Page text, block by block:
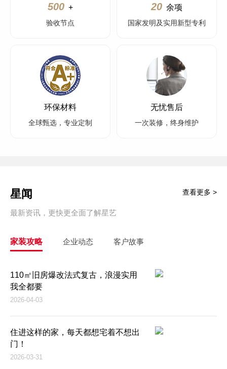
500 +
验收节点
20 余项
国家发明及实用新型专利
环保材料
全球甄选，专业定制
无忧售后
一次装修，终身维护
星闻
最新资讯，更快更全面了解星艺
查看更多 >
家装攻略 企业动态 客户故事
110㎡旧房爆改法式复古，浪漫实用
我全都要
2026-04-03
住进这样的家，每天都想宅着不想出
门！
2026-03-31